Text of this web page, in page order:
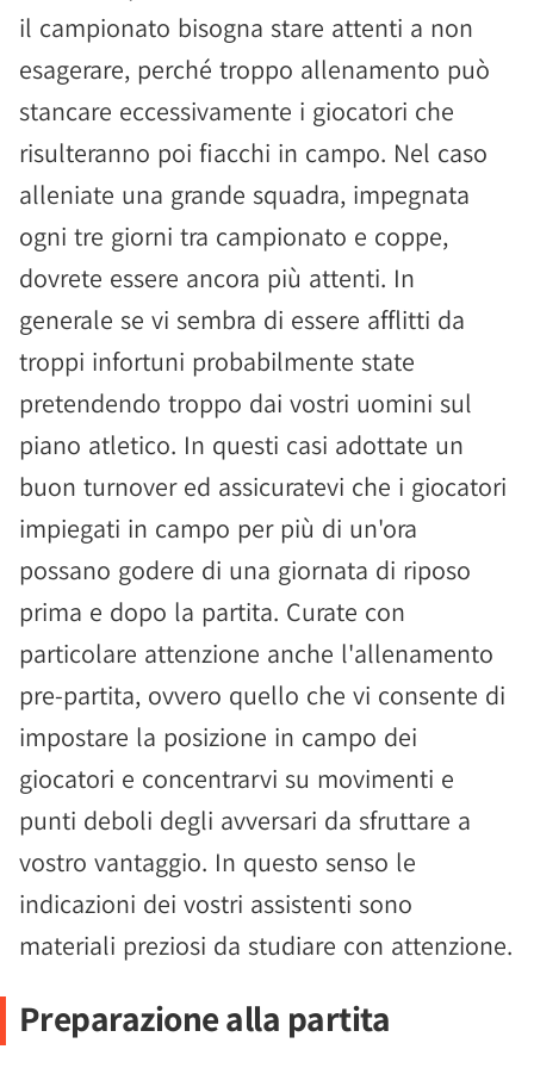
il campionato bisogna stare attenti a non
esagerare, perché troppo allenamento può
stancare eccessivamente i giocatori che
risulteranno poi fiacchi in campo. Nel caso
alleniate una grande squadra, impegnata
ogni tre giorni tra campionato e coppe,
dovrete essere ancora più attenti. In
generale se vi sembra di essere afflitti da
troppi infortuni probabilmente state
pretendendo troppo dai vostri uomini sul
piano atletico. In questi casi adottate un
buon turnover ed assicuratevi che i giocatori
impiegati in campo per più di un'ora
possano godere di una giornata di riposo
prima e dopo la partita. Curate con
particolare attenzione anche l'allenamento
pre-partita, ovvero quello che vi consente di
impostare la posizione in campo dei
giocatori e concentrarvi su movimenti e
punti deboli degli avversari da sfruttare a
vostro vantaggio. In questo senso le
indicazioni dei vostri assistenti sono
materiali preziosi da studiare con attenzione.
Preparazione alla partita